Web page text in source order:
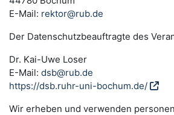
E-Mail: rektor@rub.de
Der Datenschutzbeauftragte des
Dr. Kai-Uwe Loser
E-Mail: dsb@rub.de
https://dsb.ruhr-uni-bochum.de/
Wir erheben und verwenden